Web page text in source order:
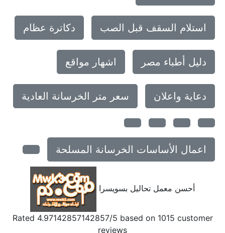
استلام السقف قبل الصب دكاترة عظام
دليل أطباء مصر اشهار مواقع
دعاية واعلان سعر متر الخرسانة العادية
اعمال الأساسات الخرسانة المسلحة
أحسن معمل تحاليل بسويسرا
Rated4.97142857142857/5 based on1015customer
reviews